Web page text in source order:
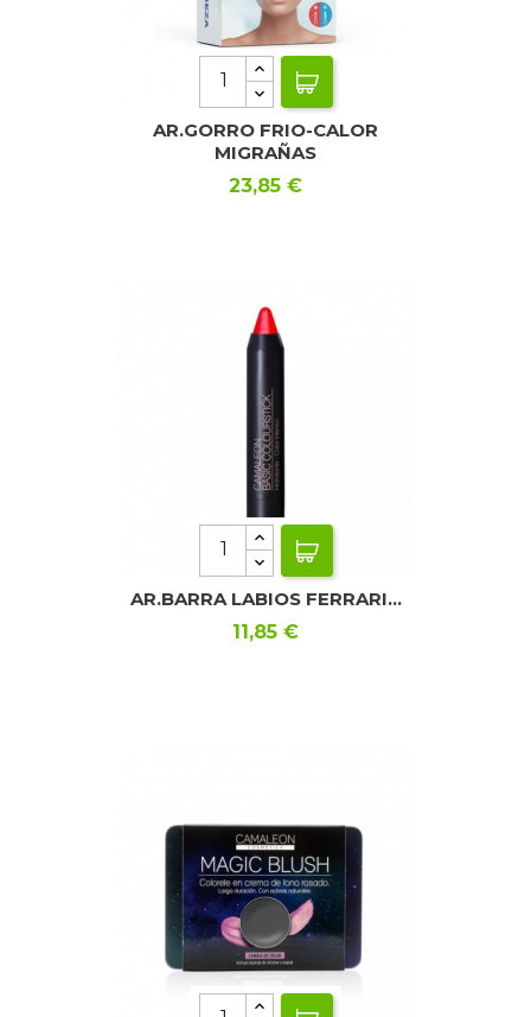
AR.GORRO FRIO-CALOR
MIGRAÑAS
Precio
23,85 €
AR.BARRA LABIOS FERRARI...
Precio
11,85 €